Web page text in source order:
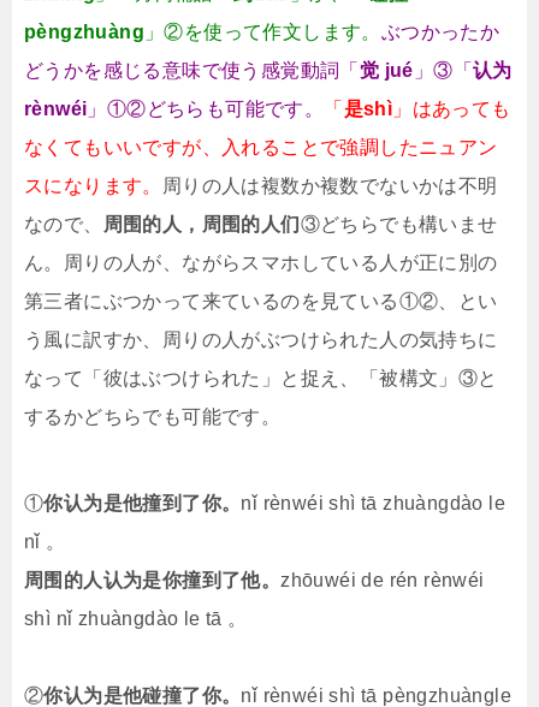
pèngzhuàng 」②を使って作文します。 ぶつかったか
どうかを感じる意味で使う感覚動詞「 觉 jué 」③「认为
rènwéi 」①②どちらも可能です。 「 是shì 」はあっても
なくてもいいですが、入れることで強調したニュアン
スになります。
周りの人は複数か複数でないかは不明
なので、
周围的人，周围的人们③どちらでも構いませ
ん。周りの人が、ながらスマホしている人が正に別の
第三者にぶつかって来ているのを見ている①②、とい
う風に訳すか、周りの人がぶつけられた人の気持ちに
なって「彼はぶつけられた」と捉え、「被構文」③と
するかどちらでも可能です。
①你认为是他撞到了你。 nǐ rènwéi shì tā zhuàngdào le
nǐ 。
周围的人认为是你撞到了他。 zhōuwéi de rén rènwéi
shì nǐ zhuàngdào le tā 。
②你认为是他碰撞了你。 nǐ rènwéi shì tā pèngzhuàngle